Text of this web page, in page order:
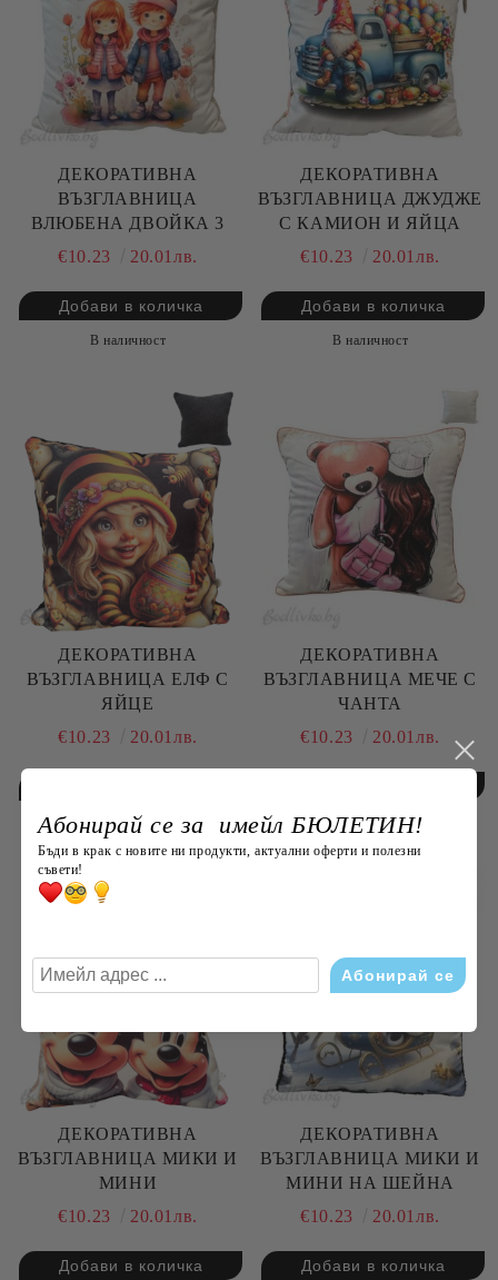
ДЕКОРАТИВНА
ВЪЗГЛАВНИЦА
ВЛЮБЕНА ДВОЙКА 3
€10.23
20.01лв.
В наличност
ДЕКОРАТИВНА
ВЪЗГЛАВНИЦА ДЖУДЖЕ
С КАМИОН И ЯЙЦА
€10.23
20.01лв.
В наличност
ДЕКОРАТИВНА
ВЪЗГЛАВНИЦА ЕЛФ С
ЯЙЦЕ
€10.23
20.01лв.
В наличност
ДЕКОРАТИВНА
ВЪЗГЛАВНИЦА МЕЧЕ С
ЧАНТА
€10.23
20.01лв.
В наличност
ДЕКОРАТИВНА
ВЪЗГЛАВНИЦА МИКИ И
МИНИ
€10.23
20.01лв.
ДЕКОРАТИВНА
ВЪЗГЛАВНИЦА МИКИ И
МИНИ НА ШЕЙНА
€10.23
20.01лв.
Абонирай се за имейл БЮЛЕТИН!
Бъди в крак с новите ни продукти, актуални оферти и полезни
съвети!